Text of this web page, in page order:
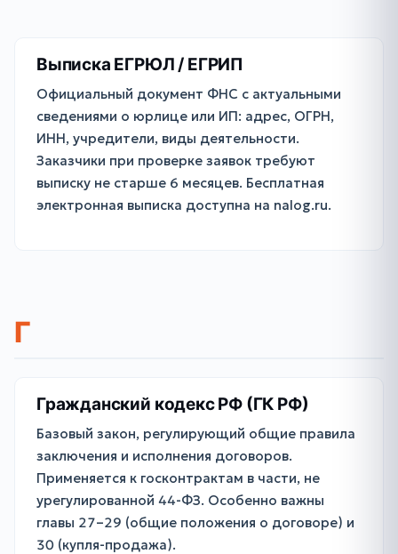
Выписка ЕГРЮЛ / ЕГРИП
Официальный документ ФНС с актуальными
сведениями о юрлице или ИП: адрес, ОГРН,
ИНН, учредители, виды деятельности.
Заказчики при проверке заявок требуют
выписку не старше 6 месяцев. Бесплатная
электронная выписка доступна на nalog.ru.
Г
Гражданский кодекс РФ (ГК РФ)
Базовый закон, регулирующий общие правила
заключения и исполнения договоров.
Применяется к госконтрактам в части, не
урегулированной 44-ФЗ. Особенно важны
главы 27–29 (общие положения о договоре) и
30 (купля-продажа).